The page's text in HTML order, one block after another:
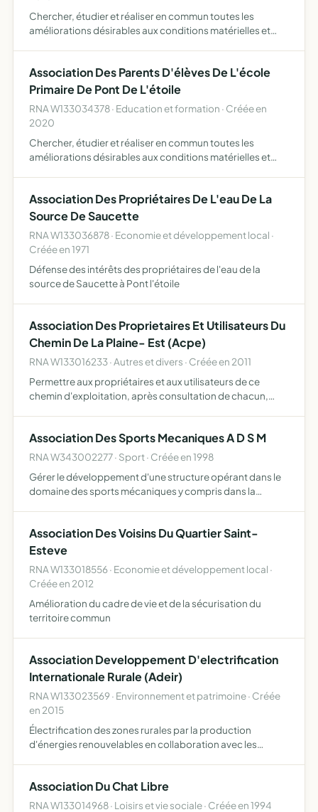
Chercher, étudier et réaliser en commun toutes les
améliorations désirables aux conditions matérielles et
tou…
Association Des Parents D'élèves De L'école
Primaire De Pont De L'étoile
RNA W133034378 · Education et formation · Créée en
2020
Chercher, étudier et réaliser en commun toutes les
améliorations désirables aux conditions matérielles et
tou…
Association Des Propriétaires De L'eau De La
Source De Saucette
RNA W133036878 · Economie et développement local ·
Créée en 1971
Défense des intérêts des propriétaires de l'eau de la
source de Saucette à Pont l'étoile
Association Des Proprietaires Et Utilisateurs Du
Chemin De La Plaine- Est (Acpe)
RNA W133016233 · Autres et divers · Créée en 2011
Permettre aux propriétaires et aux utilisateurs de ce
chemin d'exploitation, après consultation de chacun,
Association Des Sports Mecaniques A D S M
RNA W343002277 · Sport · Créée en 1998
Gérer le développement d'une structure opérant dans le
domaine des sports mécaniques y compris dans la
Association Des Voisins Du Quartier Saint-
Esteve
RNA W133018556 · Economie et développement local ·
Créée en 2012
Amélioration du cadre de vie et de la sécurisation du
territoire commun
Association Developpement D'electrification
Internationale Rurale (Adeir)
RNA W133023569 · Environnement et patrimoine · Créée
en 2015
Électrification des zones rurales par la production
d'énergies renouvelables en collaboration avec les
actifs de …
Association Du Chat Libre
RNA W133014968 · Loisirs et vie sociale · Créée en 1994